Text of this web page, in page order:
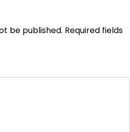
be published. Required fields